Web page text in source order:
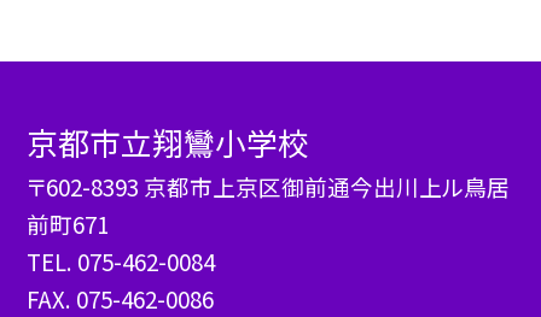
京都市立翔鸞小学校
〒602-8393 京都市上京区御前通今出川上ル鳥居
前町671
TEL. 075-462-0084
FAX. 075-462-0086